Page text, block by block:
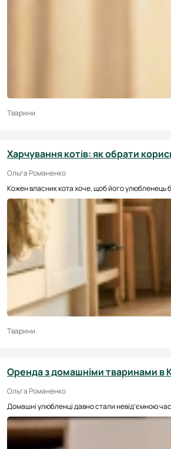
Тварини
Харчування котів: як обрати
Ольга Романенко
Кожен власник кота хоче, щоб його улюбленець
Тварини
Оренда з домашніми тваринами в
Ольга Романенко
Домашні улюбленці давно стали невід’ємною